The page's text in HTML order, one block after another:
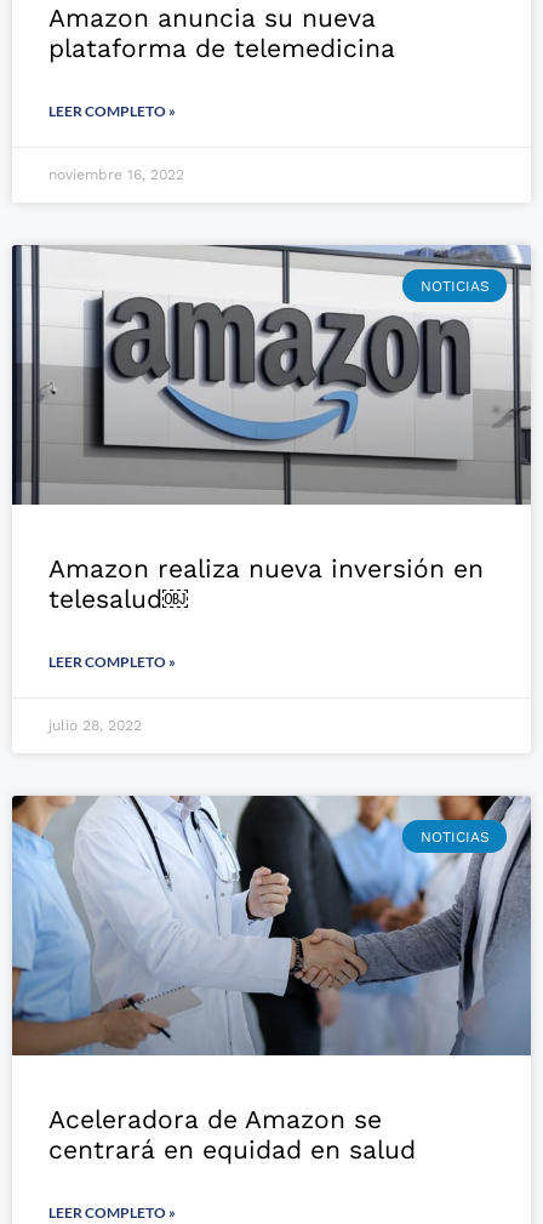
Amazon anuncia su nueva
plataforma de telemedicina
LEER COMPLETO »
noviembre 16, 2022
NOTICIAS
Amazon realiza nueva inversión en
telesalud￼
LEER COMPLETO »
julio 28, 2022
NOTICIAS
Aceleradora de Amazon se
centrará en equidad en salud
LEER COMPLETO »